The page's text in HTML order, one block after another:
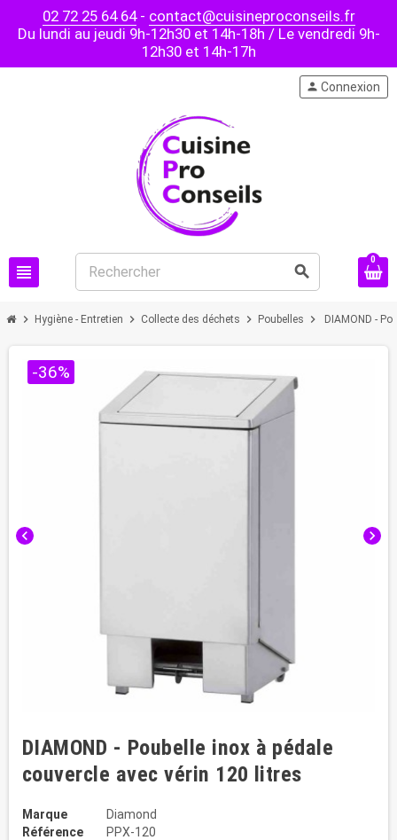
02 72 25 64 64- contact@cuisineproconseils.fr
Du lundi au jeudi 9h-12h30 et 14h-18h / Le vendredi 9h-
12h30 et 14h-17h
view_headline search
person Connexion
0
chevron_right Hygiène - Entretien chevron_right Collecte des déchets chevron_right Poubelles chevron_right DIAMOND -
chevron_left chevron_right
-36%
DIAMOND - Poubelle inox à pédale
couvercle avec vérin 120 litres
Marque
Diamond
Référence
PPX-120